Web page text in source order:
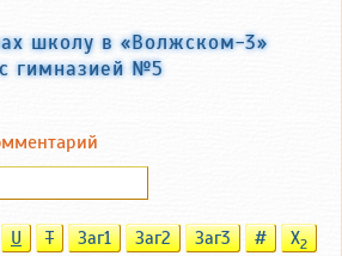
школу в «Волжском-3»
гимназией №5
U T Заг1 Заг2 Заг3 # X2